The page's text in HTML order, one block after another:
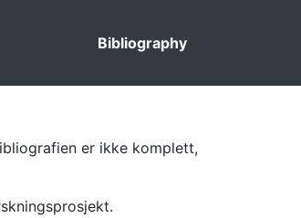
Bibliography
er ikke komplett,